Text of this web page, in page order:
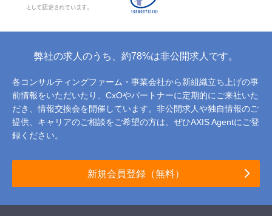
として認定されています。
弊社の求人のうち、約78%は非公開求人です。
各コンサルティングファーム・事業会社から新組織立ち上げの事
前情報をいただいたり、 CxOやパートナーに定期的にご来社いた
だき、情報交換会を開催しています。 非公開求人や独自情報のご
提供、キャリアのご相談をご希望の方は、ぜひAXIS Agentにご登
録ください。
新規会員登録（無料）